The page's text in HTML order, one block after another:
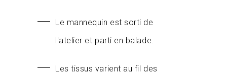
Le mannequin est sorti de
l'atelier et parti en balade.
Les tissus varient au fil des